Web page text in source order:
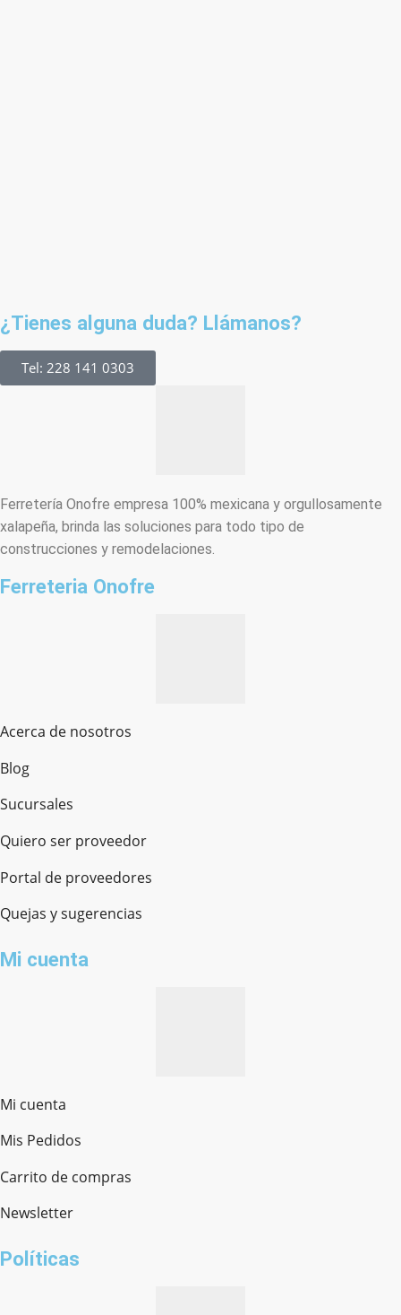
¿Tienes alguna duda? Llámanos?
Tel: 228 141 0303
Ferretería Onofre empresa 100% mexicana y orgullosamente
xalapeña, brinda las soluciones para todo tipo de
construcciones y remodelaciones.
Ferreteria Onofre
Acerca de nosotros
Blog
Sucursales
Quiero ser proveedor
Portal de proveedores
Quejas y sugerencias
Mi cuenta
Mi cuenta
Mis Pedidos
Carrito de compras
Newsletter
Políticas